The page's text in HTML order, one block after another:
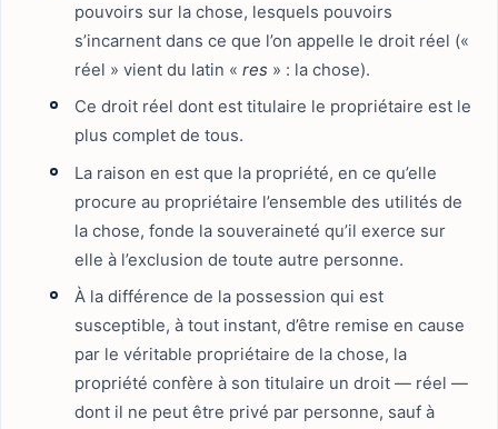
pouvoirs sur la chose, lesquels pouvoirs
s’incarnent dans ce que l’on appelle le droit réel («
réel » vient du latin «res » : la chose).
Ce droit réel dont est titulaire le propriétaire est le
plus complet de tous.
La raison en est que la propriété, en ce qu’elle
procure au propriétaire l’ensemble des utilités de
la chose, fonde la souveraineté qu’il exerce sur
elle à l’exclusion de toute autre personne.
À la différence de la possession qui est
susceptible, à tout instant, d’être remise en cause
par le véritable propriétaire de la chose, la
propriété confère à son titulaire un droit — réel —
dont il ne peut être privé par personne, sauf à